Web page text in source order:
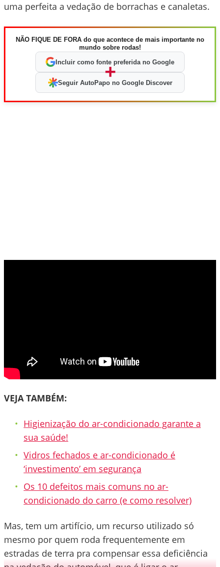
uma perfeita a vedação de borrachas e canaletas.
NÃO FIQUE DE FORA do que acontece de mais importante no
mundo sobre rodas!
Incluir como fonte preferida no Google
+
Seguir AutoPapo no Google Discover
VEJA TAMBÉM:
Higienização do ar-condicionado garante a
sua saúde!
Vidros fechados e ar-condicionado é
‘investimento’ em segurança
Os 10 defeitos mais comuns no ar-
condicionado do carro (e como resolver)
Mas, tem um artifício, um recurso utilizado só
mesmo por quem roda frequentemente em
estradas de terra pra compensar essa deficiência